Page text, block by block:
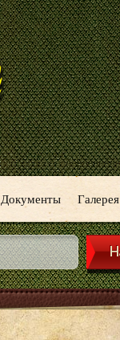
Документы Галерея